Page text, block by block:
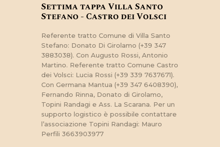
Settima tappa Villa Santo
Stefano - Castro dei Volsci
Referente tratto Comune di Villa Santo
Stefano: Donato Di Girolamo (+39 347
3883038). Con Augusto Rossi, Antonio
Martino. Referente tratto Comune Castro
dei Volsci: Lucia Rossi (+39 339 7637671).
Con Germana Mantua (+39 347 6408390),
Fernando Rinna, Donato di Girolamo,
Topini Randagi e Ass. La Scarana. Per un
supporto logistico è possibile contattare
l’associazione Topini Randagi: Mauro
Perfili 3663903977